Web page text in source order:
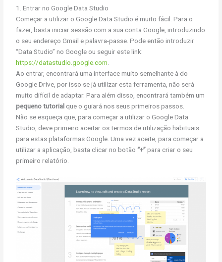
1. Entrar no Google Data Studio
Começar a utilizar o Google Data Studio é muito fácil. Para o
fazer, basta iniciar sessão com a sua conta Google, introduzindo
o seu endereço Gmail e palavra-passe. Pode então introduzir
“Data Studio” no Google ou seguir este link:
https://datastudio.google.com.
Ao entrar, encontrará uma interface muito semelhante à do
Google Drive, por isso se já utilizar esta ferramenta, não será
muito difícil de adaptar. Para além disso, encontrará também um
pequeno tutorial que o guiará nos seus primeiros passos.
Não se esqueça que, para começar a utilizar o Google Data
Studio, deve primeiro aceitar os termos de utilização habituais
para estas plataformas Google. Uma vez aceite, para começar a
utilizar a aplicação, basta clicar no botão“+”para criar o seu
primeiro relatório.